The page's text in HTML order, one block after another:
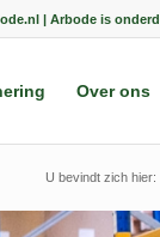
| Arbode is
Over ons
U bevindt zich hier: